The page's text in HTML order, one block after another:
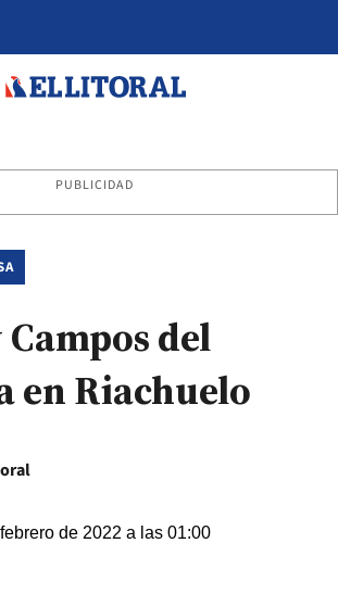
PUBLICIDAD
del
en Riachuelo
de 2022 a las 01:00